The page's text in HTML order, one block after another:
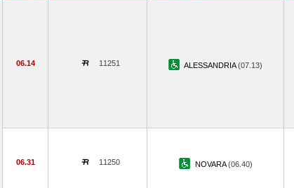
06.14 11251 ALESSANDRIA(07.13)
06.31 11250 NOVARA(06.40)